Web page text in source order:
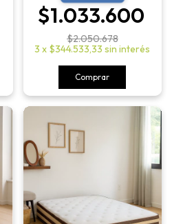
$1.033.600
$2.050.678
3 x $344.533,33 sin interés
Comprar